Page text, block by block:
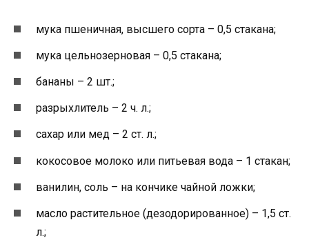
мука пшеничная, высшего сорта – 0,5 стакана;
мука цельнозерновая – 0,5 стакана;
бананы – 2 шт.;
разрыхлитель – 2 ч. л.;
сахар или мед – 2 ст. л.;
кокосовое молоко или питьевая вода – 1 стакан;
ванилин, соль – на кончике чайной ложки;
масло растительное (дезодорированное) – 1,5 ст.
л.;